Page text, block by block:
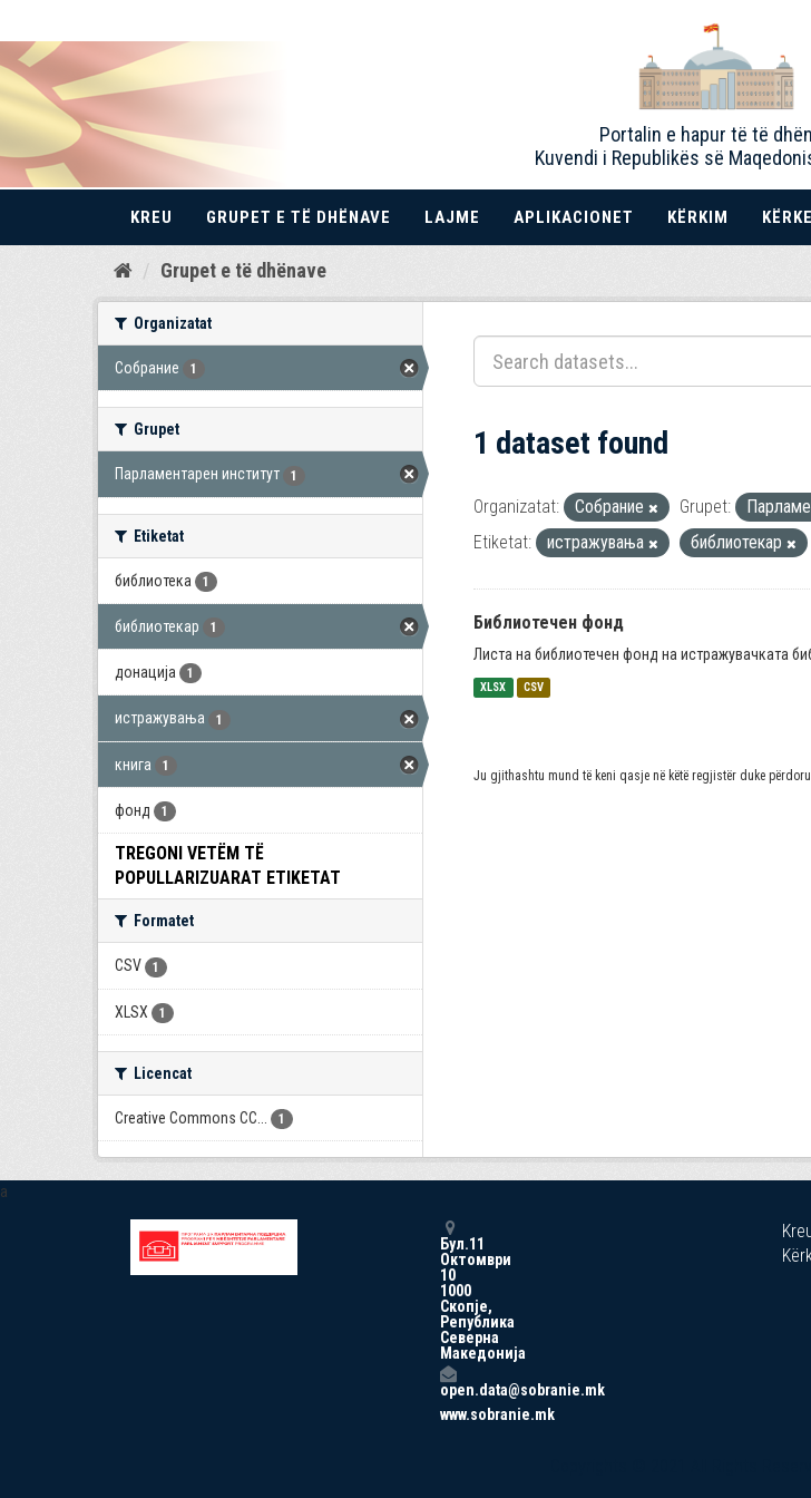
Kalo
Portalin e hapur të të
Kuvendi i Republikës së
KREU GRUPET E TË DHËNAVE LAJME APLIKACIONET KËRKIM
Grupet e të dhënave
Organizatat
Собрание 1
Grupet
Парламентарен институт 1
Etiketat
библиотека 1
библиотекар 1
донација 1
истражувања 1
книга 1
фонд 1
TREGONI VETËM TË
POPULLARIZUARAT ETIKETAT
Formatet
CSV 1
XLSX 1
Licencat
Creative Commons CC... 1
1 dataset found
Organizatat: Собрание Grupet:
Etiketat:
истражувања библиотекар
Библиотечен фонд
Листа на библиотечен фонд на истражувачката
XLSX CSV
Ju gjithashtu mund të keni qasje në këtë regjistër duke
a
Бул.11
Октомври
10
1000
Скопје,
Република
Северна
Македонија
open.data@sobranie.mk
www.sobranie.mk